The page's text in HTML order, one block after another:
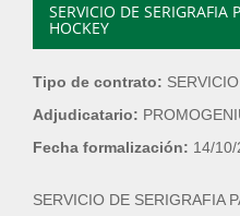
SERVICIO DE SERIGRAFIA
HOCKEY
Tipo de contrato: SERVICIO
Adjudicatario:
Fecha formalización: 14/10/
SERVICIO DE SERIGRAFIA